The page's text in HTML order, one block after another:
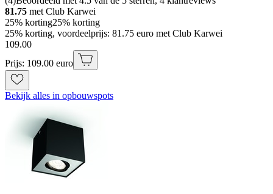
81.75 met Club Karwei
25% korting25% korting
25% korting, voordeelprijs: 81.75 euro met Club Karwei
109.00
Prijs: 109.00 euro
Bekijk alles in opbouwspots